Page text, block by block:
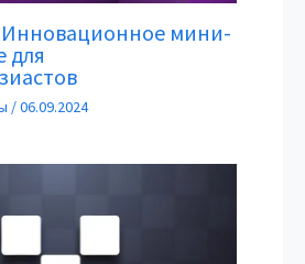
Инновационное мини-
для
/06.09.2024